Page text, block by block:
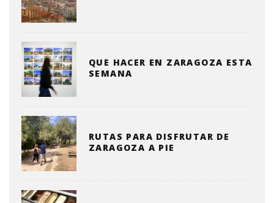
QUE HACER EN ZARAGOZA ESTA
SEMANA
RUTAS PARA DISFRUTAR DE
ZARAGOZA A PIE